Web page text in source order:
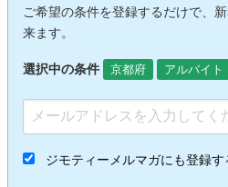
ご希望の条件を登録するだけで、
来ます。
選択中の条件 京都府 アルバイト
ジモティーメルマガにも登録す